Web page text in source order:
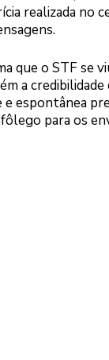
realizada no
que o STF se
a
espontânea
para os